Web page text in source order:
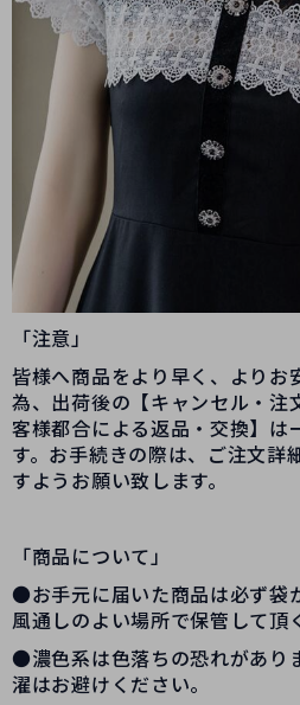
「注意」
皆様へ商品をより早く、よりお
為、出荷後の【キャンセル・注
客様都合による返品・交換】は
す。お手続きの際は、ご注文詳
すようお願い致します。
「商品について」
●お手元に届いた商品は必ず袋
風通しのよい場所で保管して頂
●濃色系は色落ちの恐れがあり
濯はお避けください。